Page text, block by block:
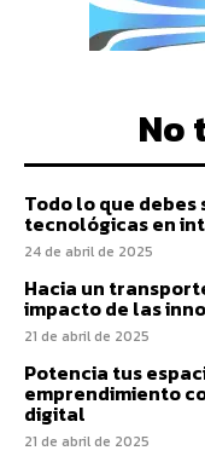
No
Todo lo que
tecnológicas en
24 de abril de 2025
Hacia un
impacto de las
21 de abril de 2025
Potencia tus
emprendimiento
digital
21 de abril de 2025